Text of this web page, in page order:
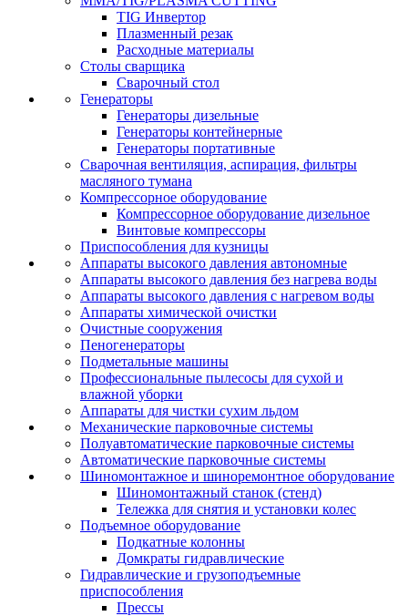
TIG Инвертор
Плазменный резак
Расходные материалы
Столы сварщика
Сварочный стол
Генераторы
Генераторы дизельные
Генераторы контейнерные
Генераторы портативные
Сварочная вентиляция, аспирация, фильтры
масляного тумана
Компрессорное оборудование
Компрессорное оборудование дизельное
Винтовые компрессоры
Приспособления для кузницы
Аппараты высокого давления автономные
Аппараты высокого давления без нагрева воды
Аппараты высокого давления с нагревом воды
Аппараты химической очистки
Очистные сооружения
Пеногенераторы
Подметальные машины
Профессиональные пылесосы для сухой и
влажной уборки
Аппараты для чистки сухим льдом
Механические парковочные системы
Полуавтоматические парковочные системы
Автоматические парковочные системы
Шиномонтажное и шиноремонтное оборудование
Шиномонтажный станок (стенд)
Тележка для снятия и установки колес
Подъемное оборудование
Подкатные колонны
Домкраты гидравлические
Гидравлические и грузоподъемные
приспособления
Прессы